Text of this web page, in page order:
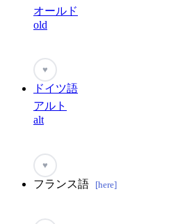
オールド
old
♥
ドイツ語
アルト
alt
♥
フランス語 [here]